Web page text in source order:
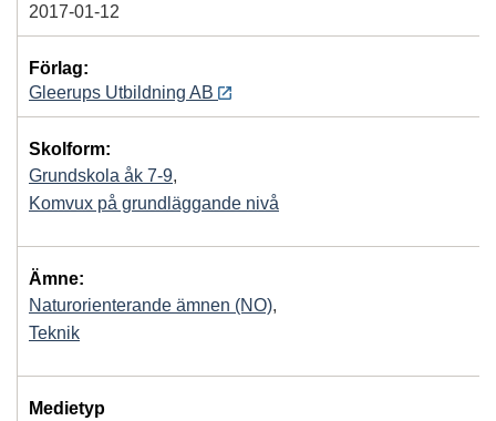
2017-01-12
Förlag:
Gleerups Utbildning AB
Skolform:
Grundskola åk 7-9,
Komvux på grundläggande nivå
Ämne:
Naturorienterande ämnen (NO),
Teknik
Medietyp